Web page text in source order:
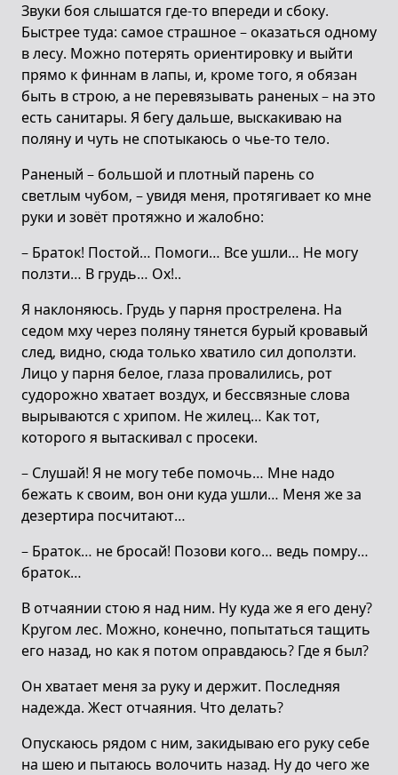
Звуки боя слышатся где-то впереди и сбоку.
Быстрее туда: самое страшное – оказаться одному
в лесу. Можно потерять ориентировку и выйти
прямо к финнам в лапы, и, кроме того, я обязан
быть в строю, а не перевязывать раненых – на это
есть санитары. Я бегу дальше, выскакиваю на
поляну и чуть не спотыкаюсь о чье-то тело.
Раненый – большой и плотный парень со
светлым чубом, – увидя меня, протягивает ко мне
руки и зовёт протяжно и жалобно:
– Браток! Постой… Помоги… Все ушли… Не могу
ползти… В грудь… Ох!..
Я наклоняюсь. Грудь у парня прострелена. На
седом мху через поляну тянется бурый кровавый
след, видно, сюда только хватило сил доползти.
Лицо у парня белое, глаза провалились, рот
судорожно хватает воздух, и бессвязные слова
вырываются с хрипом. Не жилец… Как тот,
которого я вытаскивал с просеки.
– Слушай! Я не могу тебе помочь… Мне надо
бежать к своим, вон они куда ушли… Меня же за
дезертира посчитают…
– Браток… не бросай! Позови кого… ведь помру…
браток…
В отчаянии стою я над ним. Ну куда же я его дену?
Кругом лес. Можно, конечно, попытаться тащить
его назад, но как я потом оправдаюсь? Где я был?
Он хватает меня за руку и держит. Последняя
надежда. Жест отчаяния. Что делать?
Опускаюсь рядом с ним, закидываю его руку себе
на шею и пытаюсь волочить назад. Ну до чего же